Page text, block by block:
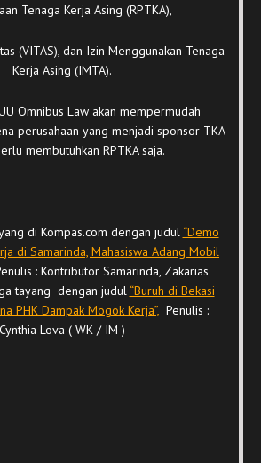
Tenaga Kerja Asing (RPTKA),
(VITAS), dan Izin Menggunakan Tenaga
Kerja Asing (IMTA).
Omnibus Law akan mempermudah
perusahaan yang menjadi sponsor TKA
membutuhkan RPTKA saja.
di Kompas.com dengan judul “Demo
di Samarinda, Mahasiswa Adang Mobil
: Kontributor Samarinda, Zakarias
tayang dengan judul “Buruh di Bekasi
PHK Dampak Mogok Kerja”, Penulis :
Cynthia Lova ( WK / IM )